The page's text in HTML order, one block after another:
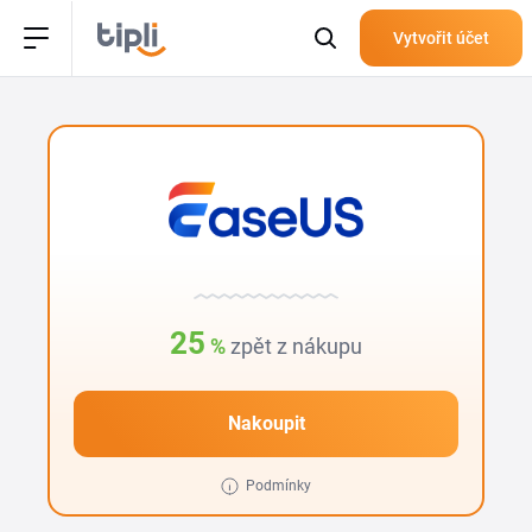
Vytvořit účet
25 % zpět z nákupu
Nakoupit
Podmínky